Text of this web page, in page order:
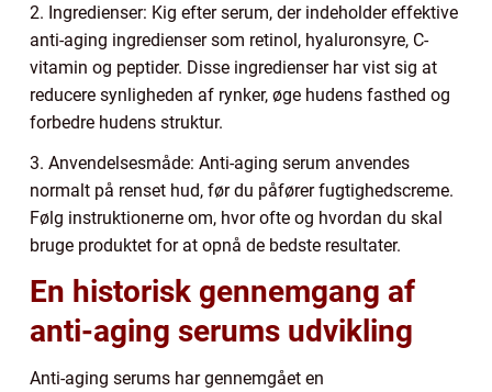
2. Ingredienser: Kig efter serum, der indeholder effektive
anti-aging ingredienser som retinol, hyaluronsyre, C-
vitamin og peptider. Disse ingredienser har vist sig at
reducere synligheden af rynker, øge hudens fasthed og
forbedre hudens struktur.
3. Anvendelsesmåde: Anti-aging serum anvendes
normalt på renset hud, før du påfører fugtighedscreme.
Følg instruktionerne om, hvor ofte og hvordan du skal
bruge produktet for at opnå de bedste resultater.
En historisk gennemgang af
anti-aging serums udvikling
Anti-aging serums har gennemgået en